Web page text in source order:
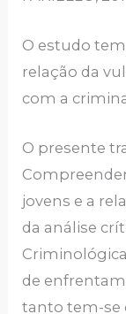
O estudo
relação da
com a
O presente
jovens e a
da análise
de
tanto tem-se